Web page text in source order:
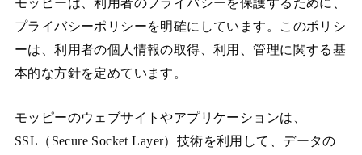
プライバシーポリシーを明確にしています。このポリシ
ーは、利用者の個人情報の取得、利用、管理に関する基
本的な方針を定めています。
モッピーのウェブサイトやアプリケーションは、
SSL（Secure Socket Layer）技術を利用して、データの